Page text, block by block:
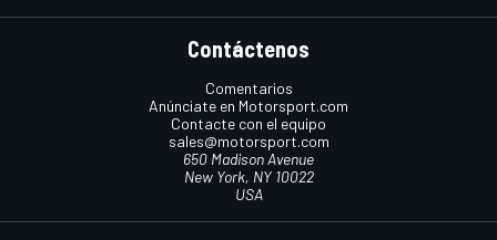
Contáctenos
Comentarios
Anúnciate en Motorsport.com
Contacte con el equipo
sales@motorsport.com
650 Madison Avenue
New York, NY 10022
USA